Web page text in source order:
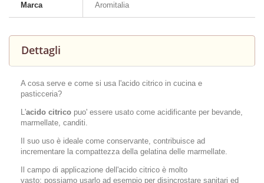
Marca Aromitalia
Dettagli
A cosa serve e come si usa l'acido citrico in cucina e
pasticceria?
L'acido citrico puo' essere usato come acidificante per bevande,
marmellate, canditi.
Il suo uso è ideale come conservante, contribuisce ad
incrementare la compattezza della gelatina delle marmellate.
l campo di applicazione dell'acido citrico è molto
vasto; possiamo usarlo ad esempio per disincrostare sanitari ed